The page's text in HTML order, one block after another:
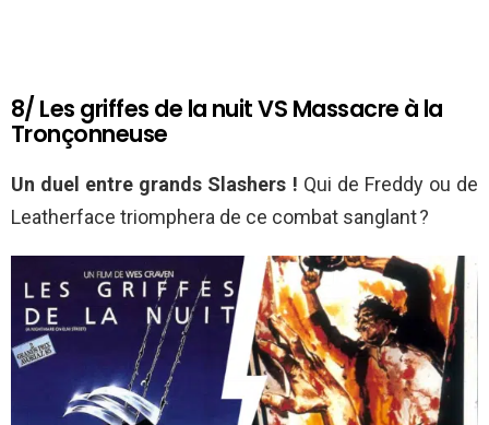
8/ Les griffes de la nuit VS Massacre à la
Tronçonneuse
Un duel entre grands Slashers ! Qui de Freddy ou de
Leatherface triomphera de ce combat sanglant ?